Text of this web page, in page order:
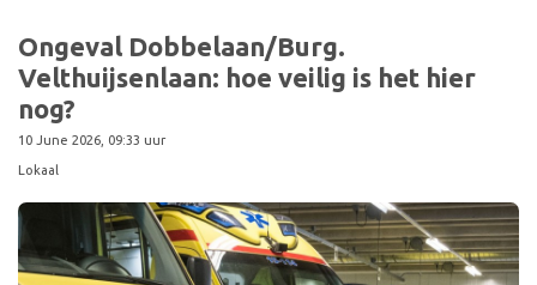
Ongeval Dobbelaan/Burg.
Velthuijsenlaan: hoe veilig is het hier
nog?
10 June 2026, 09:33 uur
Lokaal